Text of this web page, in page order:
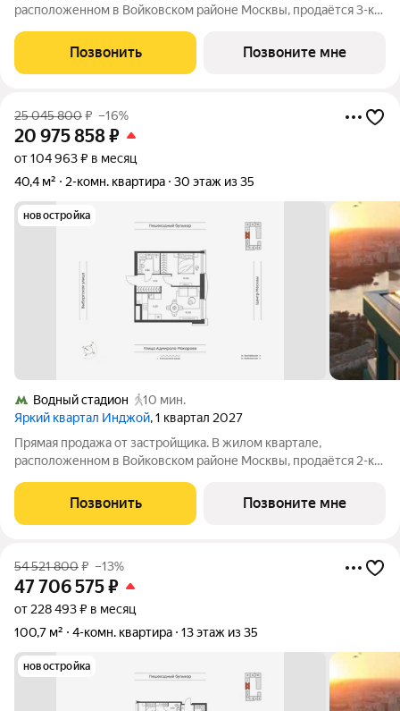
расположенном в Войковском районе Москвы, продаётся 3-к
расположена на 16 этаже 33-этажного дома, корпус 1, в жилом
квартале бизнес-класса Инджой.
Позвонить Позвоните мне
25 045 800₽ –16%
20 975 858₽
от 104 963 ₽ в месяц
40,4 м²
2-комн. квартира 30 этаж из 35
новостройка
Водный стадион
10 мин.
Яркий квартал Инджой, 1 квартал 2027
Прямая продажа от застройщика. В жилом квартале,
расположенном в Войковском районе Москвы, продаётся 2-к
расположена на 30 этаже 33-этажного дома, корпус 1, в жилом
квартале бизнес-класса Инджой.
Позвонить Позвоните мне
54 521 800₽ –13%
47 706 575₽
от 228 493 ₽ в месяц
100,7 м²
4-комн. квартира 13 этаж из 35
новостройка